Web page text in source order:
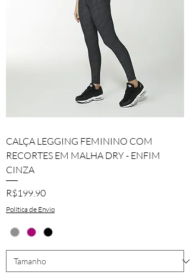
CALÇA LEGGING FEMININO COM
RECORTES EM MALHA DRY - ENFIM
CINZA
Price
R$199.90
Política de Envio